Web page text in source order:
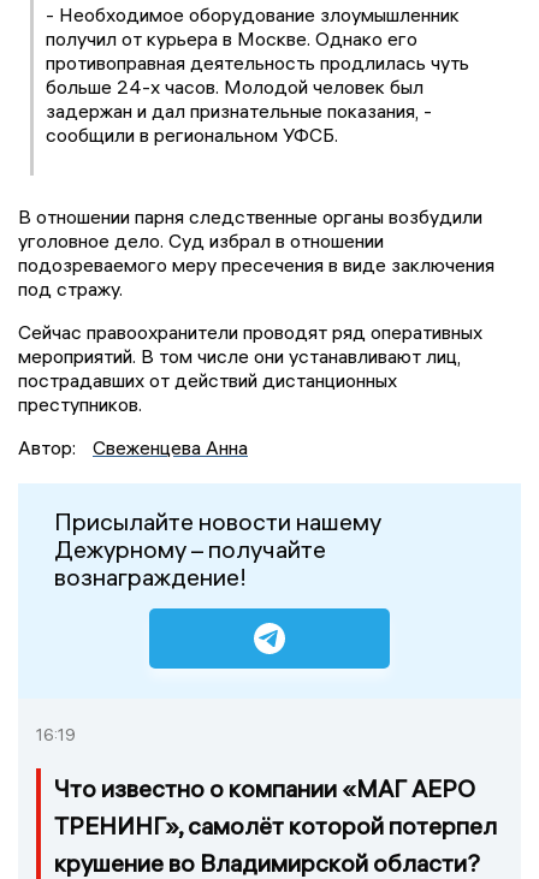
- Необходимое оборудование злоумышленник
получил от курьера в Москве. Однако его
противоправная деятельность продлилась чуть
больше 24-х часов. Молодой человек был
задержан и дал признательные показания, -
сообщили в региональном УФСБ.
В отношении парня следственные органы возбудили
уголовное дело. Суд избрал в отношении
подозреваемого меру пресечения в виде заключения
под стражу.
Сейчас правоохранители проводят ряд оперативных
мероприятий. В том числе они устанавливают лиц,
пострадавших от действий дистанционных
преступников.
Автор:
Свеженцева Анна
Присылайте новости нашему
Дежурному – получайте
вознаграждение!
16:19
Что известно о компании «МАГ АЕРО
ТРЕНИНГ», самолёт которой потерпел
крушение во Владимирской области?